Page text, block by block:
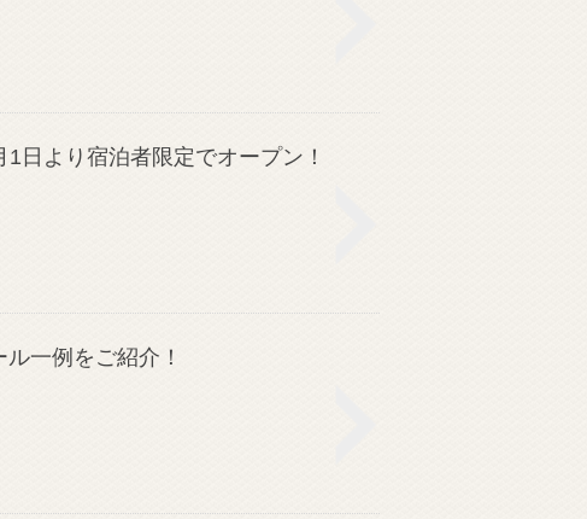
日より宿泊者限定でオープン！
一例をご紹介！